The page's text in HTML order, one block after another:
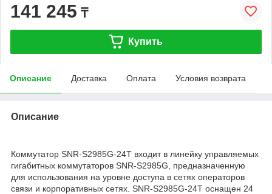
141 245 ₸
Купить
Описание Доставка Оплата Условия возврата
Описание
Коммутатор SNR-S2985G-24T входит в линейку управляемых
гигабитных коммутаторов SNR-S2985G, предназначенную
для использования на уровне доступа в сетях операторов
связи и корпоративных сетях. SNR-S2985G-24T оснащен 24